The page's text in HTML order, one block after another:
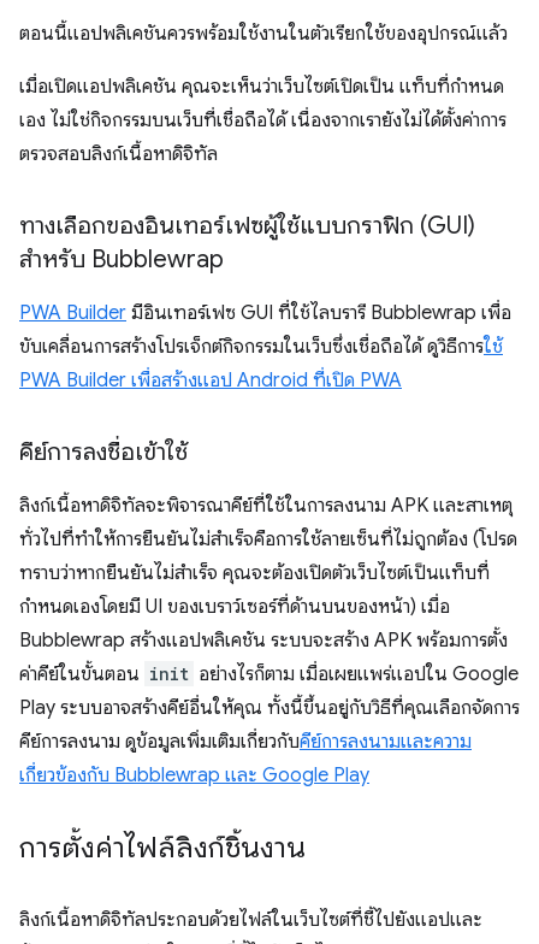
ตอนนี้แอปพลิเคชันควรพร้อมใช้งานในตัวเรียกใช้ของอุปกรณ์แล้ว
เมื่อเปิดแอปพลิเคชัน คุณจะเห็นว่าเว็บไซต์เปิดเป็น แท็บที่กำหนด
เอง ไม่ใช่กิจกรรมบนเว็บที่เชื่อถือได้ เนื่องจากเรายังไม่ได้ตั้งค่าการ
ตรวจสอบลิงก์เนื้อหาดิจิทัล
ทางเลือกของอินเทอร์เฟซผู้ใช้แบบกราฟิก (GUI)
สำหรับ Bubblewrap
PWA Builder มีอินเทอร์เฟซ GUI ที่ใช้ไลบรารี Bubblewrap เพื่อ
ขับเคลื่อนการสร้างโปรเจ็กต์กิจกรรมในเว็บซึ่งเชื่อถือได้ ดูวิธีการใช้
PWA Builder เพื่อสร้างแอป Android ที่เปิด PWA
คีย์การลงชื่อเข้าใช้
ลิงก์เนื้อหาดิจิทัลจะพิจารณาคีย์ที่ใช้ในการลงนาม APK และสาเหตุ
ทั่วไปที่ทำให้การยืนยันไม่สำเร็จคือการใช้ลายเซ็นที่ไม่ถูกต้อง (โปรด
ทราบว่าหากยืนยันไม่สำเร็จ คุณจะต้องเปิดตัวเว็บไซต์เป็นแท็บที่
กำหนดเองโดยมี UI ของเบราว์เซอร์ที่ด้านบนของหน้า) เมื่อ
Bubblewrap สร้างแอปพลิเคชัน ระบบจะสร้าง APK พร้อมการตั้ง
ค่าคีย์ในขั้นตอน init อย่างไรก็ตาม เมื่อเผยแพร่แอปใน Google
Play ระบบอาจสร้างคีย์อื่นให้คุณ ทั้งนี้ขึ้นอยู่กับวิธีที่คุณเลือกจัดการ
คีย์การลงนาม ดูข้อมูลเพิ่มเติมเกี่ยวกับคีย์การลงนามและความ
เกี่ยวข้องกับ Bubblewrap และ Google Play
การตั้งค่าไฟล์ลิงก์ชิ้นงาน
ลิงก์เนื้อหาดิจิทัลประกอบด้วยไฟล์ในเว็บไซต์ที่ชี้ไปยังแอปและ